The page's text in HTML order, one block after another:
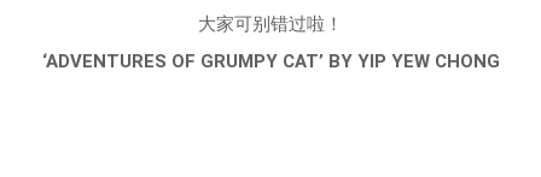
大家可别错过啦！
‘ADVENTURES OF GRUMPY CAT’ BY YIP YEW CHONG